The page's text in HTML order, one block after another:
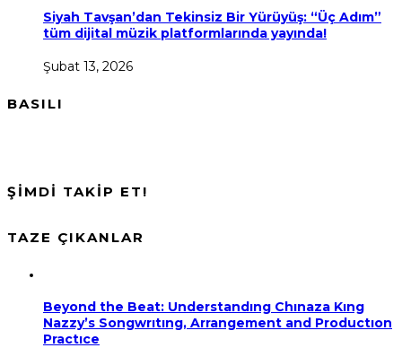
Siyah Tavşan’dan Tekinsiz Bir Yürüyüş: “Üç Adım”
tüm dijital müzik platformlarında yayında!
Şubat 13, 2026
BASILI
ŞİMDİ TAKİP ET!
TAZE ÇIKANLAR
Beyond the Beat: Understandıng Chınaza Kıng
Nazzy’s Songwrıtıng, Arrangement and Productıon
Practıce